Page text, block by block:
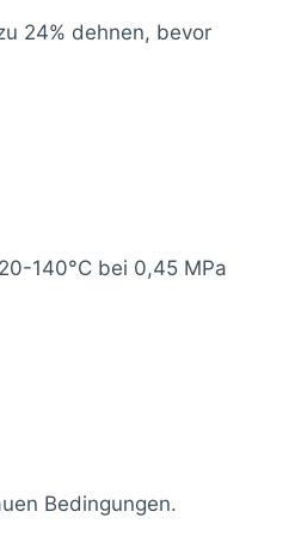
24% dehnen, bevor
140°C bei 0,45 MPa
Bedingungen.